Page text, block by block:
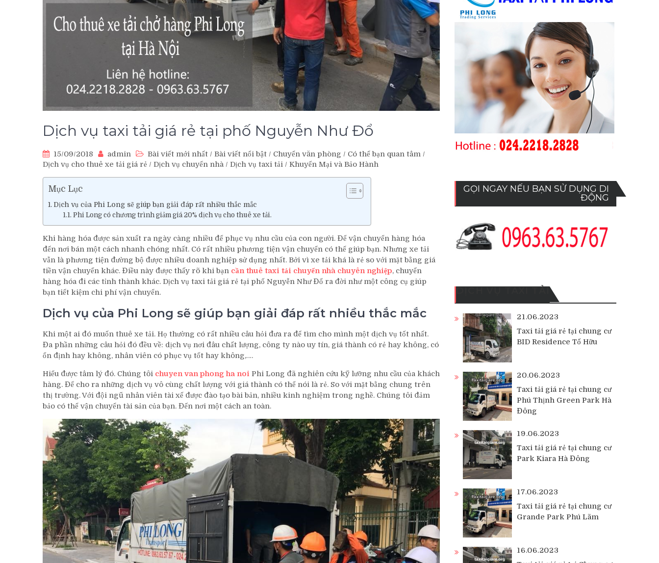
Dịch vụ taxi tải giá rẻ tại phố Nguyễn Như Đổ
15/09/2018 admin Bài viết mới nhất / Bài viết nổi bật / Chuyển văn phòng / Có thể bạn quan tâm /
Dịch vụ cho thuê xe tải giá rẻ / Dịch vụ chuyển nhà / Dịch vụ taxi tải / Khuyến Mại và Bảo Hành
Mục Lục
Dịch vụ của Phi Long sẽ giúp bạn giải đáp rất nhiều thắc mắc
Phi Long có chương trình giảm giá 20% dịch vụ cho thuê xe tải.
Khi hàng hóa được sản xuất ra ngày càng nhiều để phục vụ nhu cầu của con người. Để vận chuyển hàng hóa
đến nơi bán một cách nhanh chóng nhất. Có rất nhiều phương tiện vận chuyển có thể giúp bạn. Nhưng xe tải
vẫn là phương tiện đường bộ được nhiều doanh nghiệp sử dụng nhất. Bởi vì xe tải khá là rẻ so với mặt bằng giá
tiền vận chuyển khác. Điều này được thấy rõ khi bạn cần thuê taxi tải chuyển nhà chuyên nghiệp, chuyển
hàng hóa đi các tỉnh thành khác. Dịch vụ taxi tải giá rẻ tại phố Nguyễn Như Đổ ra đời như một công cụ giúp
bạn tiết kiệm chi phí vận chuyển.
Dịch vụ của Phi Long sẽ giúp bạn giải đáp rất nhiều thắc mắc
Khi một ai đó muốn thuê xe tải. Họ thường có rất nhiều câu hỏi đưa ra để tìm cho mình một dịch vụ tốt nhất.
Đa phần những câu hỏi đó đều về: dịch vụ nơi đâu chất lượng, công ty nào uy tín, giá thành có rẻ hay không, có
ổn định hay không, nhân viên có phục vụ tốt hay không,….
Hiểu được tâm lý đó. Chúng tôi chuyen van phong ha noi Phi Long đã nghiên cứu kỹ lưỡng nhu cầu của khách
hàng. Để cho ra những dịch vụ vô cùng chất lượng với giá thành có thể nói là rẻ. So với mặt bằng chung trên
thị trường. Với đội ngũ nhân viên tài xế được đào tạo bài bản, nhiều kinh nghiệm trong nghề. Chúng tôi đảm
bảo có thể vận chuyển tài sản của bạn. Đến nơi một cách an toàn.
GỌI NGAY NẾU BẠN SỬ DỤNG DI
ĐỘNG
21.06.2023
Taxi tải giá rẻ tại chung cư
BID Residence Tố Hữu
20.06.2023
Taxi tải giá rẻ tại chung cư
Phú Thịnh Green Park Hà
Đông
19.06.2023
Taxi tải giá rẻ tại chung cư
Park Kiara Hà Đông
17.06.2023
Taxi tải giá rẻ tại chung cư
Grande Park Phú Lãm
16.06.2023